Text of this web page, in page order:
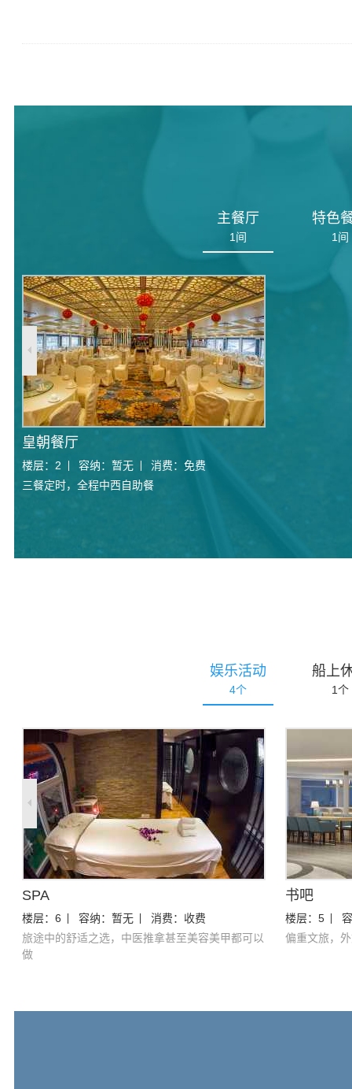
主餐厅
1 间
特色
1 间
皇朝餐厅
楼层： 2 容纳： 暂无 消费： 免费
三餐定时，全程中西自助餐
娱乐活动
4个
船上
1个
SPA
楼层： 6 容纳： 暂无 消费： 收费
旅途中的舒适之选，中医推拿甚至美容美甲都可以
做
书吧
楼层： 5
偏重文旅，